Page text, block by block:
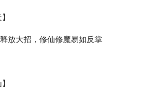
放大招，修仙修魔易如反掌